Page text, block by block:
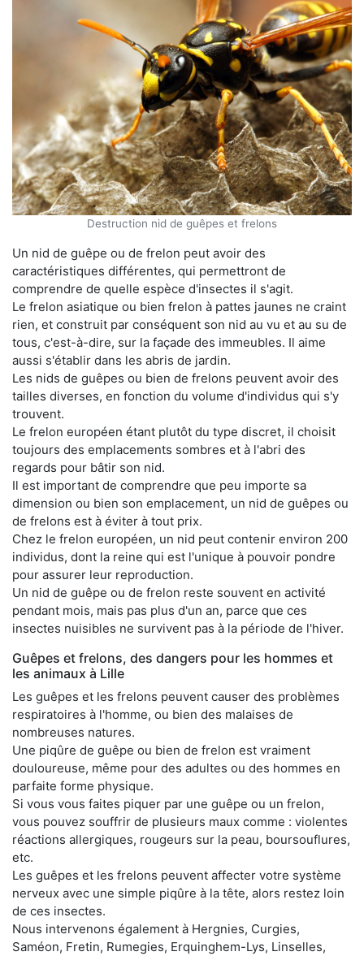
Destruction nid de guêpes et frelons
Un nid de guêpe ou de frelon peut avoir des
caractéristiques différentes, qui permettront de
comprendre de quelle espèce d'insectes il s'agit.
Le frelon asiatique ou bien frelon à pattes jaunes ne craint
rien, et construit par conséquent son nid au vu et au su de
tous, c'est-à-dire, sur la façade des immeubles. Il aime
aussi s'établir dans les abris de jardin.
Les nids de guêpes ou bien de frelons peuvent avoir des
tailles diverses, en fonction du volume d'individus qui s'y
trouvent.
Le frelon européen étant plutôt du type discret, il choisit
toujours des emplacements sombres et à l'abri des
regards pour bâtir son nid.
Il est important de comprendre que peu importe sa
dimension ou bien son emplacement, un nid de guêpes ou
de frelons est à éviter à tout prix.
Chez le frelon européen, un nid peut contenir environ 200
individus, dont la reine qui est l'unique à pouvoir pondre
pour assurer leur reproduction.
Un nid de guêpe ou de frelon reste souvent en activité
pendant mois, mais pas plus d'un an, parce que ces
insectes nuisibles ne survivent pas à la période de l'hiver.
Guêpes et frelons, des dangers pour les hommes et
les animaux à Lille
Les guêpes et les frelons peuvent causer des problèmes
respiratoires à l'homme, ou bien des malaises de
nombreuses natures.
Une piqûre de guêpe ou bien de frelon est vraiment
douloureuse, même pour des adultes ou des hommes en
parfaite forme physique.
Si vous vous faites piquer par une guêpe ou un frelon,
vous pouvez souffrir de plusieurs maux comme : violentes
réactions allergiques, rougeurs sur la peau, boursouflures,
etc.
Les guêpes et les frelons peuvent affecter votre système
nerveux avec une simple piqûre à la tête, alors restez loin
de ces insectes.
Nous intervenons également à Hergnies, Curgies,
Saméon, Fretin, Rumegies, Erquinghem-Lys, Linselles,